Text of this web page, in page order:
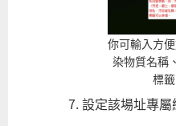
你可輸入方
染物質名稱
標
設定該場址專屬